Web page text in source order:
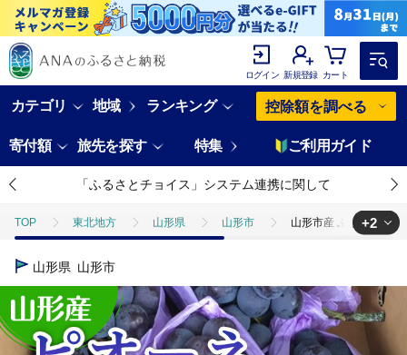
ログイン 新規登録 カート
カテゴリ 地域 ランキング 控除額を調べる
寄付額 旅先を探す 特集 ご利用ガイド
「ふるさとチョイス」システム連携に関して
TOP 東北地方 山形県 山形市 山形市産 ぶどう(ピオ
TOP
ぶどう・マスカット 山形市産 ぶどう(ピオ
+2
山形県 山形市